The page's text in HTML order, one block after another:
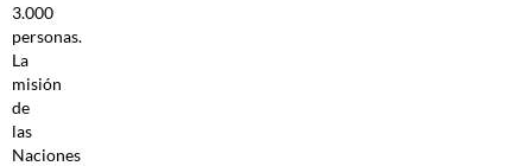
3.000
personas.
La
misión
de
las
Naciones